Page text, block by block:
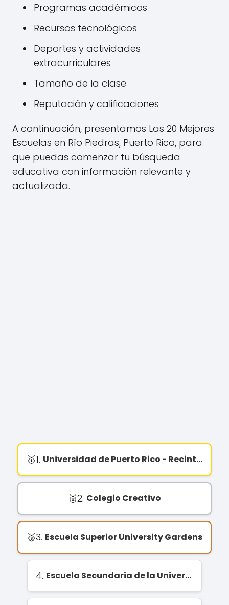
Programas académicos
Recursos tecnológicos
Deportes y actividades
extracurriculares
Tamaño de la clase
Reputación y calificaciones
A continuación, presentamos Las 20 Mejores
Escuelas en Río Piedras, Puerto Rico, para
que puedas comenzar tu búsqueda
educativa con información relevante y
actualizada.
1. Universidad de Puerto Rico - Recinto de Río Piedras
2. Colegio Creativo
3. Escuela Superior University Gardens
4. Escuela Secundaria de la Universidad de Puerto Rico